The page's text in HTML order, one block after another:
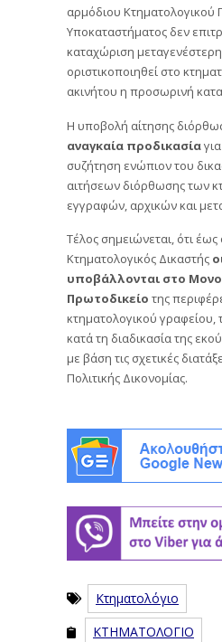
αρμόδιου Κτηματολογικού
Υποκαταστήματος δεν
καταχώριση
οριστικοποιηθεί στο
ακινήτου η προσωρινή
Η υποβολή αίτησης
αναγκαία προδικασία
συζήτηση ενώπιον του
αιτήσεων διόρθωσης των
εγγραφών, αρχικών και
Τέλος σημειώνεται, ότι έως
Κτηματολογικός Δικαστής
υποβάλλονται στο
Πρωτοδικείο της
κτηματολογικού γραφείου,
κατά τη διαδικασία της
με βάση τις σχετικές
Πολιτικής Δικονομίας.
Κτηματολόγιο
ΚΤΗΜΑΤΟΛΟΓΙΟ